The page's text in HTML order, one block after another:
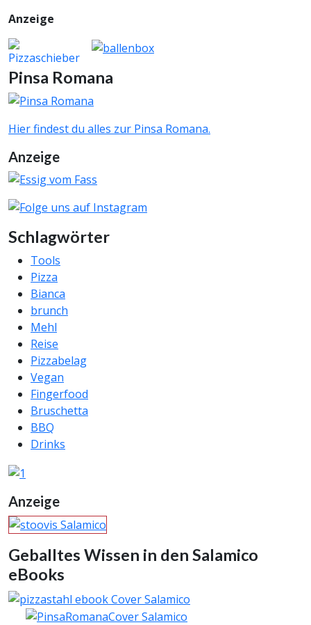
Anzeige
Pinsa Romana
Hier findest du alles zur Pinsa Romana.
Anzeige
Schlagwörter
Tools
Pizza
Bianca
brunch
Mehl
Reise
Pizzabelag
Vegan
Fingerfood
Bruschetta
BBQ
Drinks
Anzeige
Geballtes Wissen in den Salamico
eBooks